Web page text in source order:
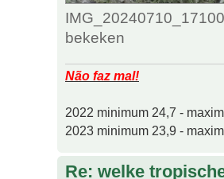
bekeken
Não faz mal!
2022 minimum 24,7 -
2023 minimum 23,9 -
Re: welke